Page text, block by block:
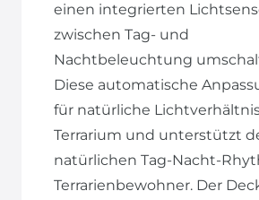
einen integrierten
zwischen Tag- und
Nachtbeleuchtung
Diese automatische
für natürliche
Terrarium und unterstützt
natürlichen Tag-Nacht-
Terrarienbewohner. Der